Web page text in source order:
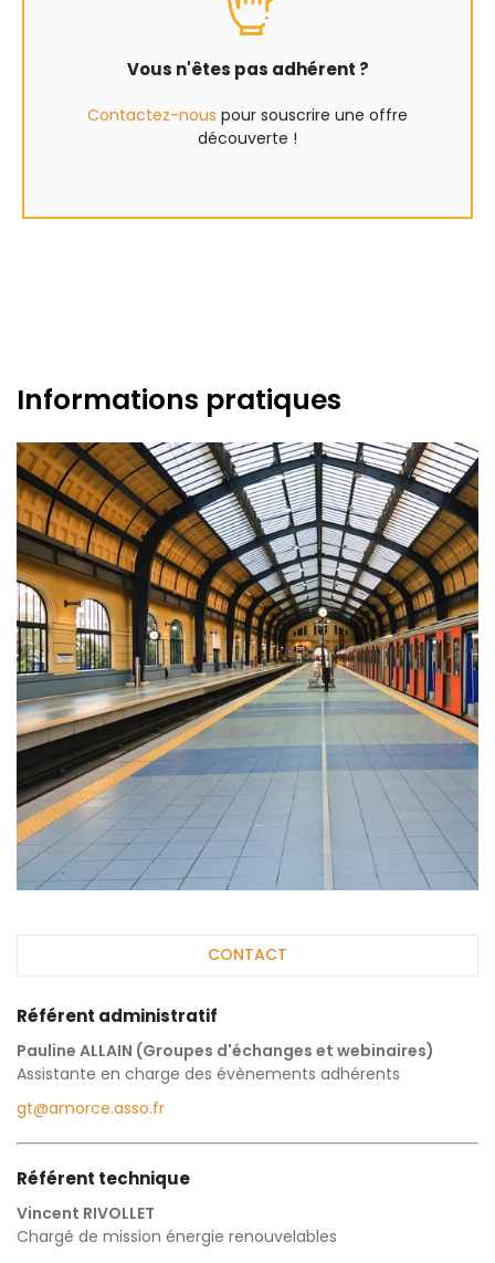
Vous n'êtes pas adhérent ?
Contactez-nous pour souscrire une offre
découverte !
Informations pratiques
CONTACT
Référent administratif
Pauline ALLAIN (Groupes d'échanges et webinaires)
Assistante en charge des évènements adhérents
gt@amorce.asso.fr
Référent technique
Vincent RIVOLLET
Chargé de mission énergie renouvelables